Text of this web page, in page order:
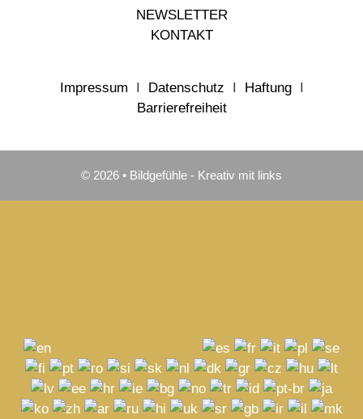
NEWSLETTER
KONTAKT
Impressum I Datenschutz I HaftungI
Barrierefreiheit
© 2026 • Bildgefühle - Kreativ mit links